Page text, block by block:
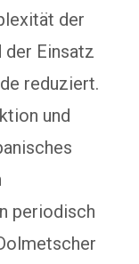
der
der Einsatz
reduziert.
und
periodisch